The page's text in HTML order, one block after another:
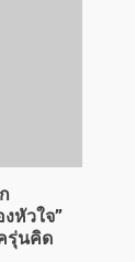
หัวใจ”
รุ่นคิด